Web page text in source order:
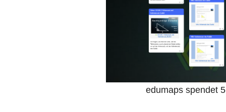
edumaps spendet